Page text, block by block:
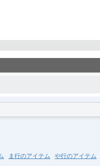
ま行のアイテム や行のアイテム